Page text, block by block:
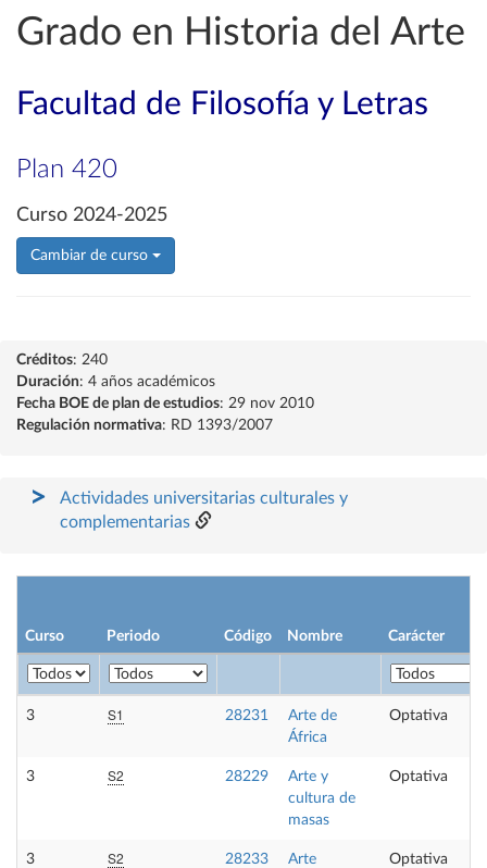
Grado en Historia del Arte
Facultad de Filosofía y Letras
Plan 420
Curso 2024-2025
Cambiar de curso
Créditos: 240
Duración: 4 años académicos
Fecha BOE de plan de estudios: 29 nov 2010
Regulación normativa: RD 1393/2007
Actividades universitarias culturales y
complementarias
Curso Periodo Código Nombre Carácter
3 S1 28231
Arte de
África
Optativa
3 S2 28229
Arte y
cultura de
masas
Optativa
3 S2 28233
Arte
Optativa